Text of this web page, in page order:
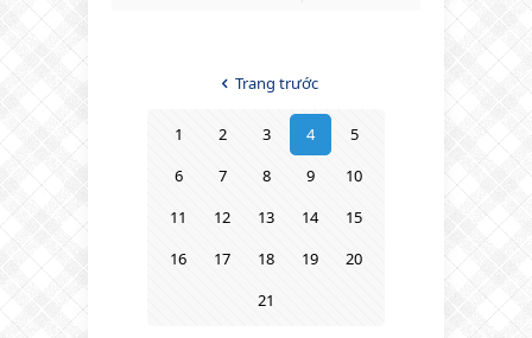
Trang trước
1 2 3 4
5
6
7 8 9
10
11
12 13 14
15
16
17 18 19
20
21